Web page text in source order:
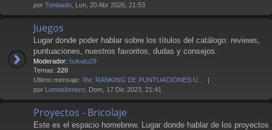
por Toniaado , Lun, 20 Abr 2026, 21:53
Juegos
Lugar donde poder hablar sobre los títulos del catálogo: reviews,
puntuaciones, nuestros favoritos, dudas y consejos.
Moderador: hokuto29
Temas: 220
Último mensaje: Re: RÁNKING DE PUNTUACIONES U…
por Lomaslomero , Dom, 17 Dic 2023, 21:41
Proyectos - Bricolaje
Este es el espacio homebrew. Lugar donde hablar de los proyectos